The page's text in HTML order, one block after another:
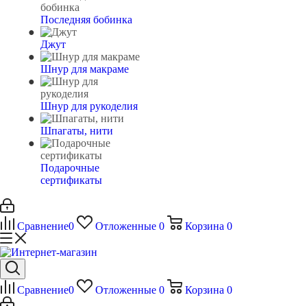
Последняя бобинка
Джут
Шнур для макраме
Шнур для рукоделия
Шпагаты, нити
Подарочные
сертификаты
Сравнение0 Отложенные 0 Корзина 0
Сравнение0 Отложенные 0 Корзина 0